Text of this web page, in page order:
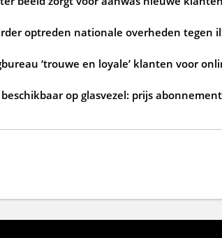
optreden nationale overheden tegen
‘trouwe en loyale’ klanten voor
op glasvezel: prijs